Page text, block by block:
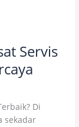
Servis
Di
sekadar